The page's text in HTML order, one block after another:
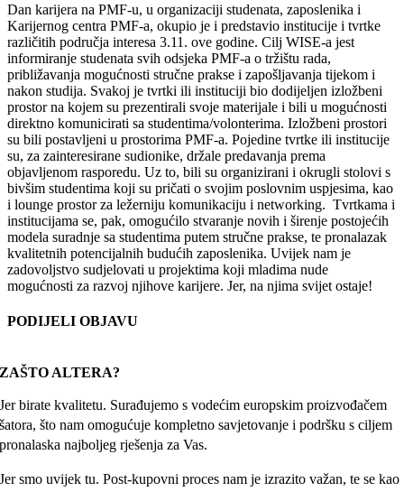
Dan karijera na PMF-u, u organizaciji studenata, zaposlenika i
Karijernog centra PMF-a, okupio je i predstavio institucije i tvrtke
različitih područja interesa 3.11. ove godine. Cilj WISE-a jest
informiranje studenata svih odsjeka PMF-a o tržištu rada,
približavanja mogućnosti stručne prakse i zapošljavanja tijekom i
nakon studija. Svakoj je tvrtki ili instituciji bio dodijeljen izložbeni
prostor na kojem su prezentirali svoje materijale i bili u mogućnosti
direktno komunicirati sa studentima/volonterima. Izložbeni prostori
su bili postavljeni u prostorima PMF-a. Pojedine tvrtke ili institucije
su, za zainteresirane sudionike, držale predavanja prema
objavljenom rasporedu. Uz to, bili su organizirani i okrugli stolovi s
bivšim studentima koji su pričati o svojim poslovnim uspjesima, kao
i lounge prostor za ležerniju komunikaciju i networking. Tvrtkama i
institucijama se, pak, omogućilo stvaranje novih i širenje postojećih
modela suradnje sa studentima putem stručne prakse, te pronalazak
kvalitetnih potencijalnih budućih zaposlenika. Uvijek nam je
zadovoljstvo sudjelovati u projektima koji mladima nude
mogućnosti za razvoj njihove karijere. Jer, na njima svijet ostaje!
PODIJELI OBJAVU
ZAŠTO ALTERA?
Jer birate kvalitetu. Surađujemo s vodećim europskim proizvođačem
šatora, što nam omogućuje kompletno savjetovanje i podršku s ciljem
pronalaska najboljeg rješenja za Vas.
Jer smo uvijek tu. Post-kupovni proces nam je izrazito važan, te se kao